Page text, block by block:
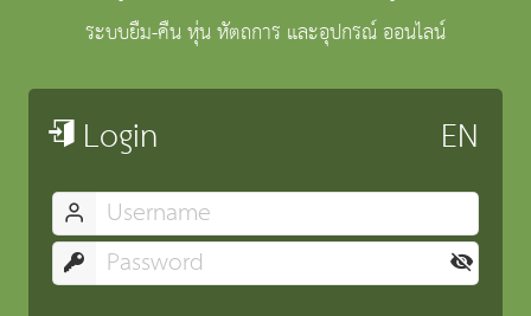
ระบบยืม-คืน หุ่น หัตถการ และอุปกรณ์ ออนไลน์
Login